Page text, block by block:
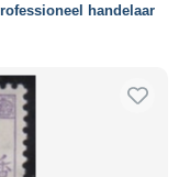
handelaar